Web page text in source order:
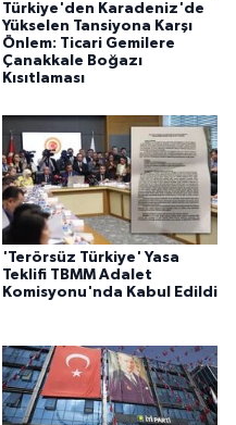
Türkiye'den Karadeniz'de
Yükselen Tansiyona Karşı
Önlem: Ticari Gemilere
Çanakkale Boğazı
Kısıtlaması
'Terörsüz Türkiye' Yasa
Teklifi TBMM Adalet
Komisyonu'nda Kabul Edildi